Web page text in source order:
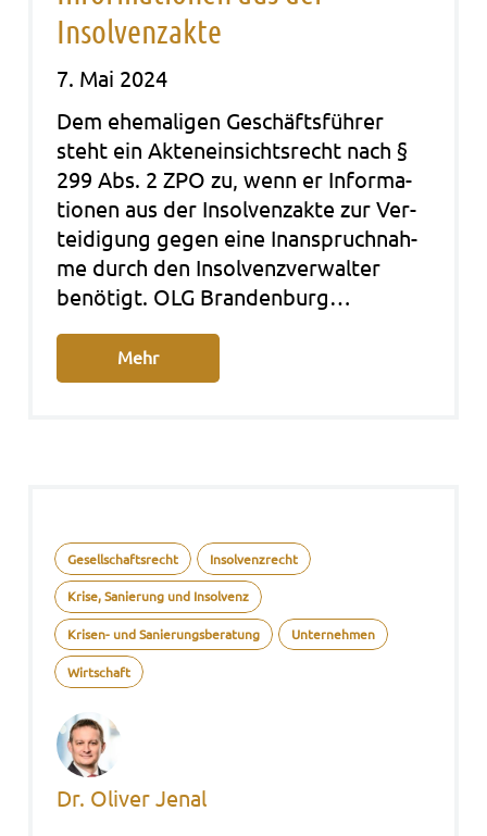
Insolvenzakte
7. Mai 2024
Dem ehe­ma­li­gen Geschäfts­füh­rer
steht ein Akten­ein­sichts­recht nach §
299 Abs. 2 ZPO zu, wenn er Infor­ma­
tio­nen aus der Insol­venz­ak­te zur Ver­
tei­di­gung gegen eine Inan­spruch­nah­
me durch den Insol­venz­ver­wal­ter
benö­tigt. OLG Bran­den­burg…
Mehr
Gesellschaftsrecht Insolvenzrecht
Krise, Sanierung und Insolvenz
Krisen- und Sanierungsberatung Unternehmen
Wirtschaft
Dr. Oliver Jenal